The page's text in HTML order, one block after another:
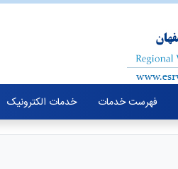
فهرست خدمات خدمات الکترونیک